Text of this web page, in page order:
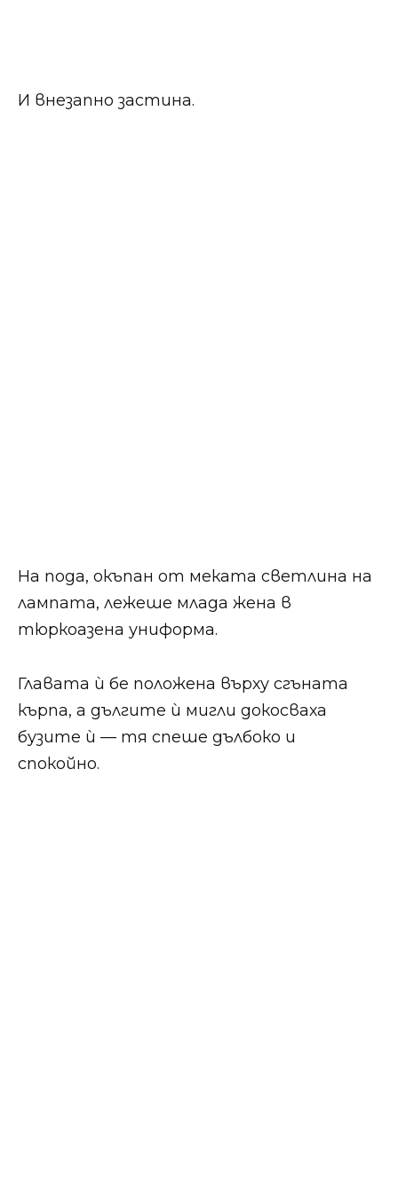
И внезапно застина.
На пода, окъпан от меката светлина на
лампата, лежеше млада жена в
тюркоазена униформа.
Главата ѝ бе положена върху сгъната
кърпа, а дългите ѝ мигли докосваха
бузите ѝ — тя спеше дълбоко и
спокойно.